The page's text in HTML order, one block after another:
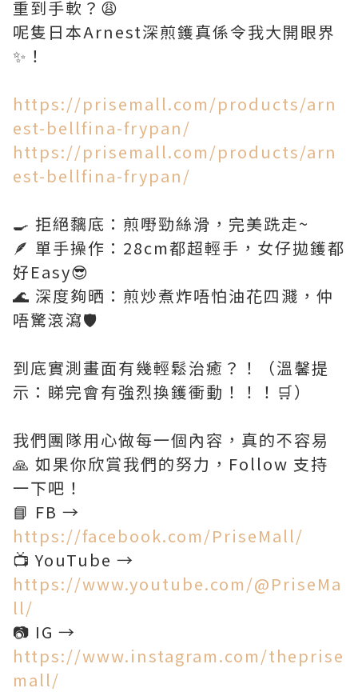
重到手軟？😩
呢隻日本Arnest深煎鑊真係令我大開眼界
✨！
https://prisemall.com/products/arn
est-bellfina-frypan/
https://prisemall.com/products/arn
est-bellfina-frypan/
🍳 拒絕黐底：煎嘢勁絲滑，完美跣走~
🪶 單手操作：28cm都超輕手，女仔拋鑊都
好Easy😎
🌊 深度夠晒：煎炒煮炸唔怕油花四濺，仲
唔驚滾瀉🛡️
到底實測畫面有幾輕鬆治癒？！（溫馨提
示：睇完會有強烈換鑊衝動！！！🛒）
我們團隊用心做每一個內容，真的不容易
🙏 如果你欣賞我們的努力，Follow 支持
一下吧！
📘 FB →
https://facebook.com/PriseMall/
📺 YouTube →
https://www.youtube.com/@PriseMa
ll/
📷 IG →
https://www.instagram.com/theprise
mall/